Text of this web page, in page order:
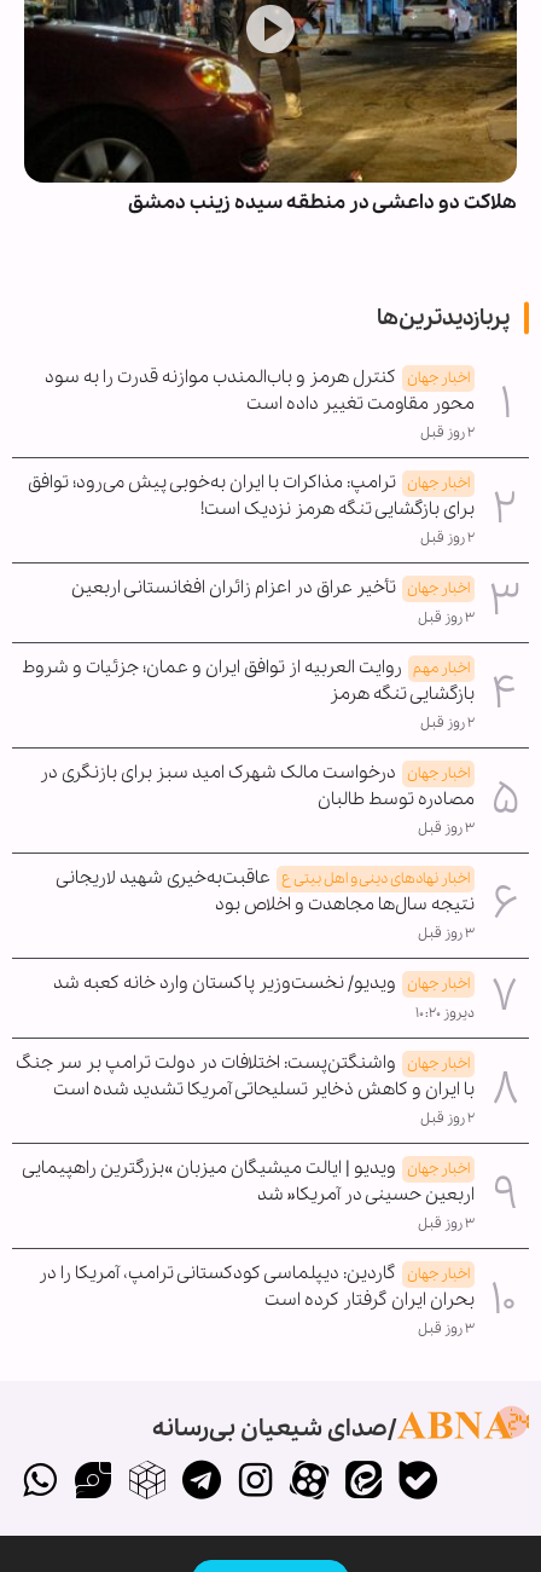
هلاکت دو داعشی در منطقه سیده زینب دمشق
پربازدیدترین‌ها
اخبار جهان کنترل هرمز و باب‌المندب موازنه قدرت را به سود
محور مقاومت تغییر داده است
۲ روز قبل
اخبار جهان ترامپ: مذاکرات با ایران به‌خوبی پیش می‌رود؛ توافق
برای بازگشایی تنگه هرمز نزدیک است!
۲ روز قبل
اخبار جهان تأخیر عراق در اعزام زائران افغانستانی اربعین
۳ روز قبل
اخبار مهم روایت العربیه از توافق ایران و عمان؛ جزئیات و شروط
بازگشایی تنگه هرمز
۲ روز قبل
اخبار جهان درخواست مالک شهرک امید سبز برای بازنگری در
مصادره توسط طالبان
۳ روز قبل
اخبار نهادهای دینی و اهل بیتی ع عاقبت‌به‌خیری شهید لاریجانی
نتیجه سال‌ها مجاهدت و اخلاص بود
۳ روز قبل
اخبار جهان ویدیو/ نخست‌وزیر پاکستان وارد خانه کعبه شد
دیروز ۱۰:۲۰
اخبار جهان واشنگتن‌پست: اختلافات در دولت ترامپ بر سر جنگ
با ایران و کاهش ذخایر تسلیحاتی آمریکا تشدید شده است
۲ روز قبل
اخبار جهان ویدیو | ایالت میشیگان میزبان »بزرگترین راهپیمایی
اربعین حسینی در آمریکا« شد
۳ روز قبل
اخبار جهان گاردین: دیپلماسی کودکستانی ترامپ، آمریکا را در
بحران ایران گرفتار کرده است
۳ روز قبل
صدای شیعیان بی‌رسانه